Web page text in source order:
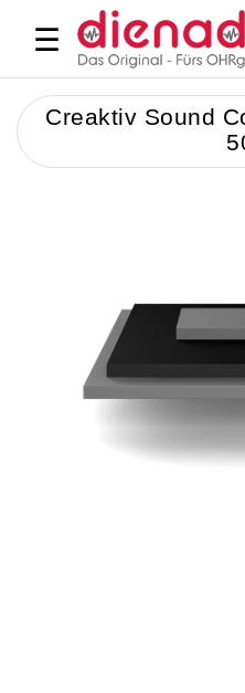
☰
Creaktiv Sound